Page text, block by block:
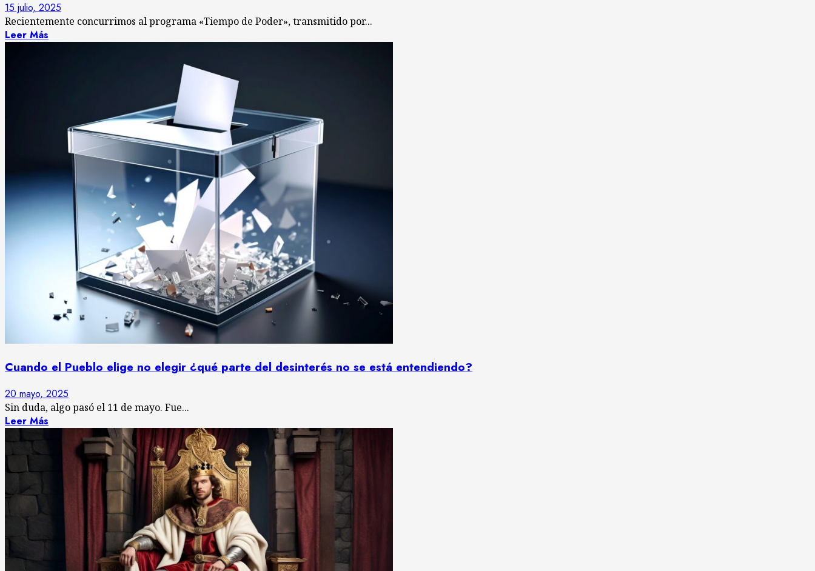
15 julio, 2025
Recientemente concurrimos al programa «Tiempo de Poder», transmitido por...
Leer Más
Cuando el Pueblo elige no elegir ¿qué parte del desinterés no se está entendiendo?
20 mayo, 2025
Sin duda, algo pasó el 11 de mayo. Fue...
Leer Más